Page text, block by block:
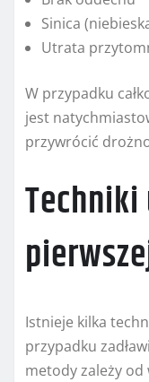
Sinica
Utrata
W przypadku
jest
przywrócić
Istnieje kilka
przypadku
metody zależy